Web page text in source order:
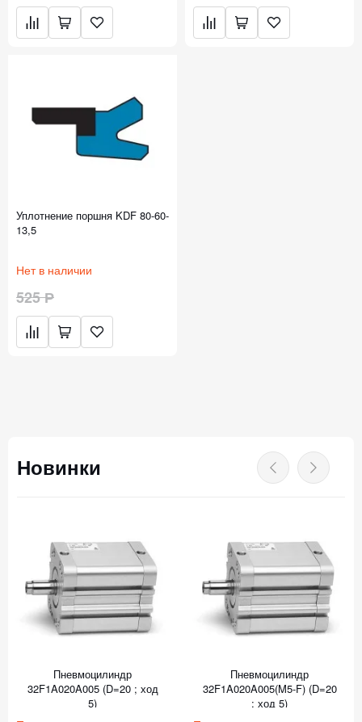
Уплотнение поршня KDF 80-60-
13,5
Нет в наличии
525 Р
Новинки
Пневмоцилиндр
32F1A020A005 (D=20 ; ход
5)
Пневмоцилиндр
32F1A020A005(M5-F) (D=20
; ход 5)